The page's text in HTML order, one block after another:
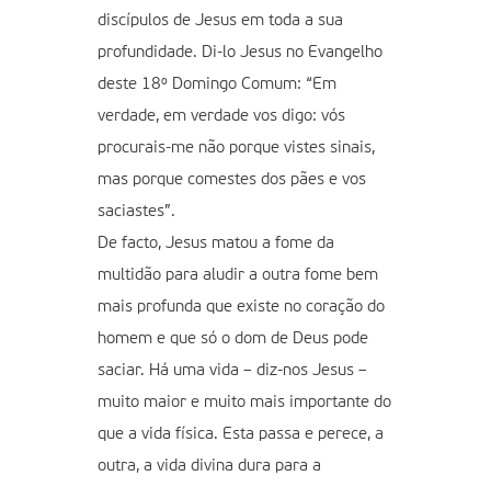
discípulos de Jesus em toda a sua
profundidade. Di-lo Jesus no Evangelho
deste 18º Domingo Comum: “Em
verdade, em verdade vos digo: vós
procurais-me não porque vistes sinais,
mas porque comestes dos pães e vos
saciastes”.
De facto, Jesus matou a fome da
multidão para aludir a outra fome bem
mais profunda que existe no coração do
homem e que só o dom de Deus pode
saciar. Há uma vida – diz-nos Jesus –
muito maior e muito mais importante do
que a vida física. Esta passa e perece, a
outra, a vida divina dura para a